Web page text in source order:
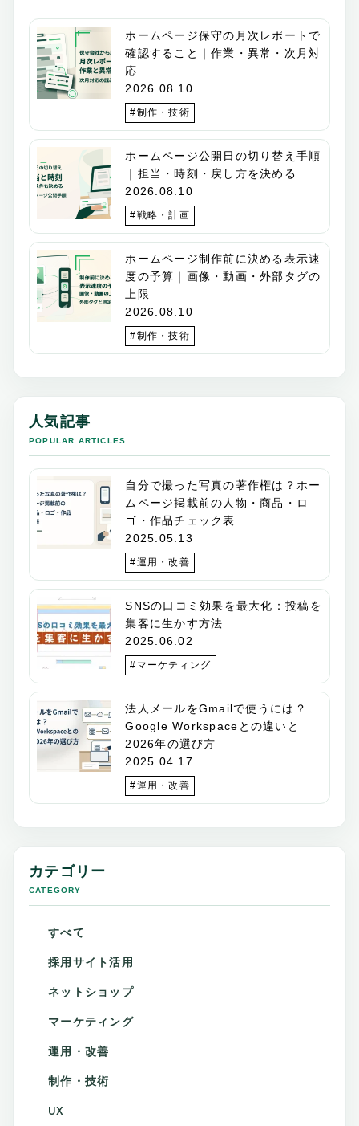
ホームページ保守の月次レポートで
確認すること｜作業・異常・次月対
応
2026.08.10
#制作・技術
ホームページ公開日の切り替え手順
｜担当・時刻・戻し方を決める
2026.08.10
#戦略・計画
ホームページ制作前に決める表示速
度の予算｜画像・動画・外部タグの
上限
2026.08.10
#制作・技術
人気記事
POPULAR ARTICLES
自分で撮った写真の著作権は？ホー
ムページ掲載前の人物・商品・ロ
ゴ・作品チェック表
2025.05.13
#運用・改善
SNSの口コミ効果を最大化：投稿を
集客に生かす方法
2025.06.02
#マーケティング
法人メールをGmailで使うには？
Google Workspaceとの違いと
2026年の選び方
2025.04.17
#運用・改善
カテゴリー
CATEGORY
すべて
採用サイト活用
ネットショップ
マーケティング
運用・改善
制作・技術
UX